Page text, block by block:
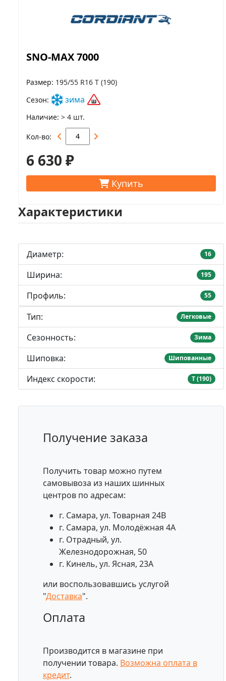
SNO-MAX 7000
Размер 195/55 R16 T (190)
Сезон
зима
Наличие > 4 шт.
Кол-во
6 630 ₽
Купить
Характеристики
Диаметр: 16
Ширина: 195
Профиль: 55
Тип: Легковые
Сезонность: Зима
Шиповка: Шипованные
Индекс скорости: T (190)
Получение заказа
Получить товар можно путем
самовывоза из наших шинных
центров по адресам:
г. Самара, ул. Товарная 24В
г. Самара, ул. Молодёжная 4А
г. Отрадный, ул.
Железнодорожная, 50
г. Кинель, ул. Ясная, 23А
или воспользовавшись услугой
"Доставка".
Оплата
Производится в магазине при
получении товара. Возможна оплата в
кредит.